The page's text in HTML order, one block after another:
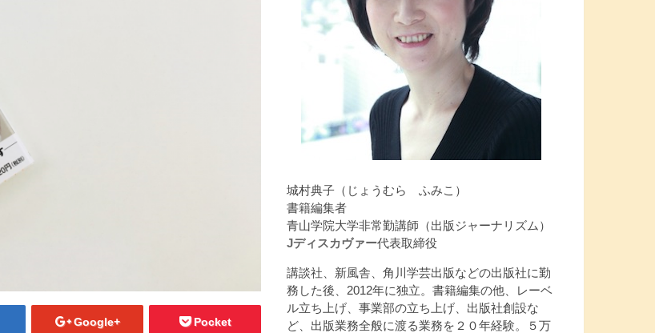
Google+ Pocket
城村典子（じょうむら ふみこ）
書籍編集者
青山学院大学非常勤講師（出版ジャーナリズム）
Jディスカヴァー代表取締役
講談社、新風舎、角川学芸出版などの出版社に勤
務した後、2012年に独立。書籍編集の他、レーベ
ル立ち上げ、事業部の立ち上げ、出版社創設な
ど、出版業務全般に渡る業務を２０年経験。５万